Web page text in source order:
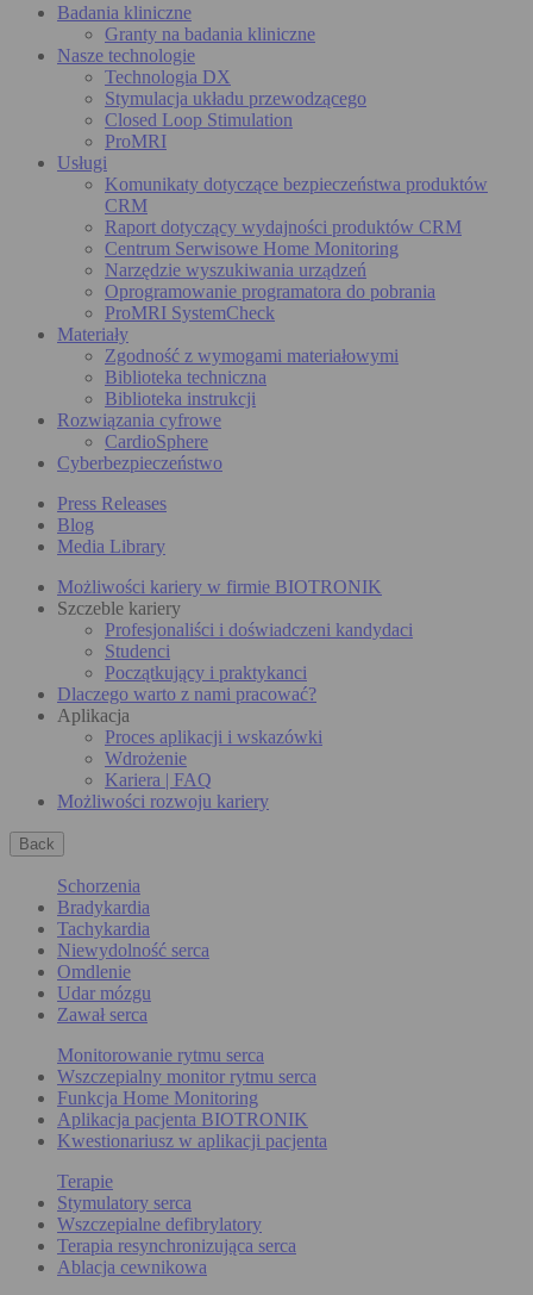
Badania kliniczne
Granty na badania kliniczne
Nasze technologie
Technologia DX
Stymulacja układu przewodzącego
Closed Loop Stimulation
ProMRI
Usługi
Komunikaty dotyczące bezpieczeństwa produktów
CRM
Raport dotyczący wydajności produktów CRM
Centrum Serwisowe Home Monitoring
Narzędzie wyszukiwania urządzeń
Oprogramowanie programatora do pobrania
ProMRI SystemCheck
Materiały
Zgodność z wymogami materiałowymi
Biblioteka techniczna
Biblioteka instrukcji
Rozwiązania cyfrowe
CardioSphere
Cyberbezpieczeństwo
Press Releases
Blog
Media Library
Możliwości kariery w firmie BIOTRONIK
Szczeble kariery
Profesjonaliści i doświadczeni kandydaci
Studenci
Początkujący i praktykanci
Dlaczego warto z nami pracować?
Aplikacja
Proces aplikacji i wskazówki
Wdrożenie
Kariera | FAQ
Możliwości rozwoju kariery
Back
Schorzenia
Bradykardia
Tachykardia
Niewydolność serca
Omdlenie
Udar mózgu
Zawał serca
Monitorowanie rytmu serca
Wszczepialny monitor rytmu serca
Funkcja Home Monitoring
Aplikacja pacjenta BIOTRONIK
Kwestionariusz w aplikacji pacjenta
Terapie
Stymulatory serca
Wszczepialne defibrylatory
Terapia resynchronizująca serca
Ablacja cewnikowa